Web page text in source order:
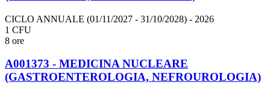
CICLO ANNUALE (01/11/2027 - 31/10/2028) - 2026
1 CFU
8 ore
A001373 - MEDICINA NUCLEARE
(GASTROENTEROLOGIA, NEFROUROLOGIA)